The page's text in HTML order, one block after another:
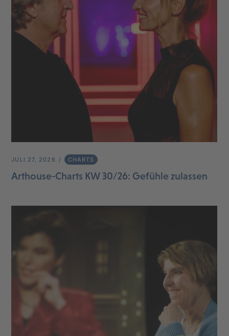
JULI 27, 2026 CHARTS
Arthouse-Charts KW 30/26: Gefühle zulassen